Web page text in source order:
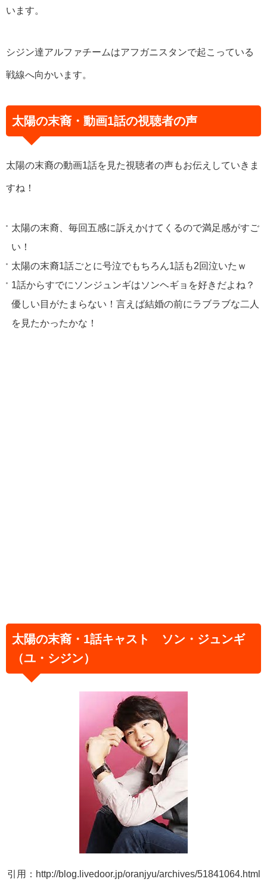
います。
シジン達アルファチームはアフガニスタンで起こっている
戦線へ向かいます。
太陽の末裔・動画1話の視聴者の声
太陽の末裔の動画1話を見た視聴者の声もお伝えしていきま
すね！
太陽の末裔、毎回五感に訴えかけてくるので満足感がすご
い！
太陽の末裔1話ごとに号泣でもちろん1話も2回泣いたｗ
1話からすでにソンジュンギはソンヘギョを好きだよね？
優しい目がたまらない！言えば結婚の前にラブラブな二人
を見たかったかな！
太陽の末裔・1話キャスト ソン・ジュンギ
（ユ・シジン）
引用：http://blog.livedoor.jp/oranjyu/archives/51841064.html